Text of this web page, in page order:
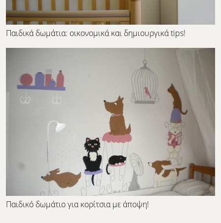
Παιδικά δωμάτια: οικονομικά και δημιουργικά tips!
Παιδικό δωμάτιο για κορίτσια με άποψη!